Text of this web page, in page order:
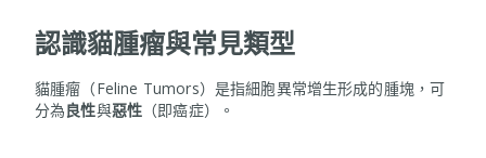
認識貓腫瘤與常見類型
貓腫瘤（Feline Tumors）是指細胞異常增生形成的腫塊，可
分為良性與惡性 （即癌症）。